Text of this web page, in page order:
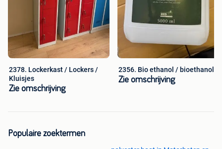
2378. Lockerkast / Lockers /
Kluisjes
Zie omschrijving
2356. Bio ethanol / bioethanol
Zie omschrijving
Populaire zoektermen